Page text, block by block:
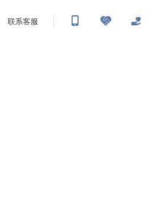
联系客服